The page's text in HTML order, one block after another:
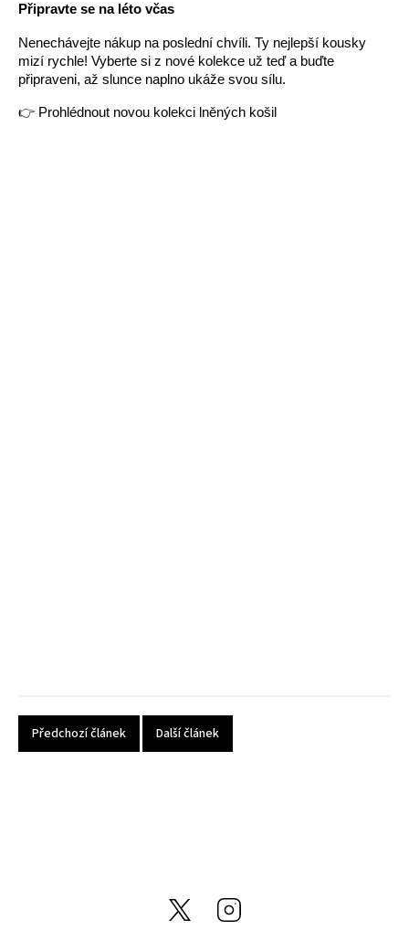
Připravte se na léto včas
Nenechávejte nákup na poslední chvíli. Ty nejlepší kousky
mizí rychle! Vyberte si z nové kolekce už teď a buďte
připraveni, až slunce naplno ukáže svou sílu.
👉 Prohlédnout novou kolekci lněných košil
Předchozí článek Další článek
@tom_linen